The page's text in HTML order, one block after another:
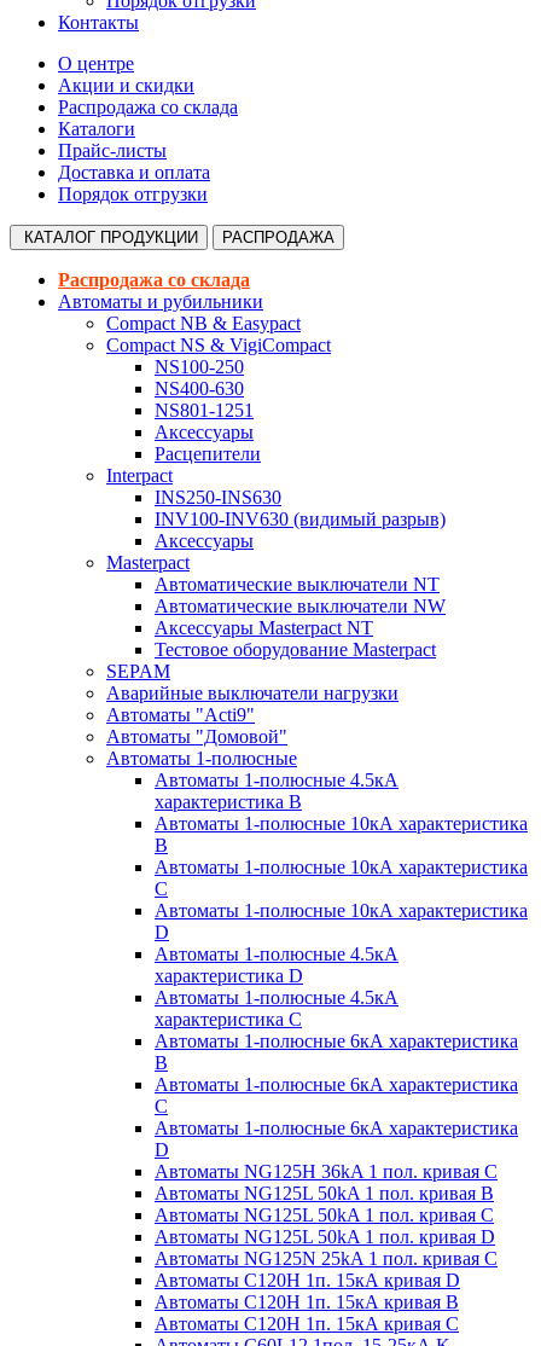
Контакты
О центре
Акции и скидки
Распродажа со склада
Каталоги
Прайс-листы
Доставка и оплата
Порядок отгрузки
КАТАЛОГ ПРОДУКЦИИ РАСПРОДАЖА
Распродажа со склада
Автоматы и рубильники
Compact NB & Easypact
Compact NS & VigiCompact
NS100-250
NS400-630
NS801-1251
Аксессуары
Расцепители
Interpact
INS250-INS630
INV100-INV630 (видимый разрыв)
Аксессуары
Masterpact
Автоматические выключатели NT
Автоматические выключатели NW
Аксессуары Masterpact NT
Тестовое оборудование Masterpact
SEPAM
Аварийные выключатели нагрузки
Автоматы "Acti9"
Автоматы "Домовой"
Автоматы 1-полюсные
Автоматы 1-полюсные 4.5кА
характеристика В
Автоматы 1-полюсные 10кА характеристика
B
Автоматы 1-полюсные 10кА характеристика
C
Автоматы 1-полюсные 10кА характеристика
D
Автоматы 1-полюсные 4.5кА
характеристика D
Автоматы 1-полюсные 4.5кА
характеристика С
Автоматы 1-полюсные 6кА характеристика
B
Автоматы 1-полюсные 6кА характеристика
C
Автоматы 1-полюсные 6кА характеристика
D
Автоматы NG125H 36kA 1 пол. кривая C
Автоматы NG125L 50kA 1 пол. кривая B
Автоматы NG125L 50kA 1 пол. кривая C
Автоматы NG125L 50kA 1 пол. кривая D
Автоматы NG125N 25kA 1 пол. кривая C
Автоматы С120H 1п. 15кА кривая D
Автоматы С120H 1п. 15кА кривая В
Автоматы С120H 1п. 15кА кривая С